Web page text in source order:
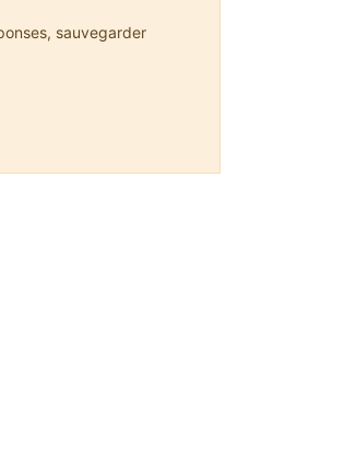
sauvegarder